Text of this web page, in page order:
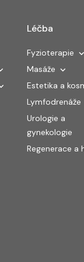
Léčba
Fyzioterapie
Masáže
Estetika a
Lymfodrenáže
Urologie a
gynekologie
Regenerace a